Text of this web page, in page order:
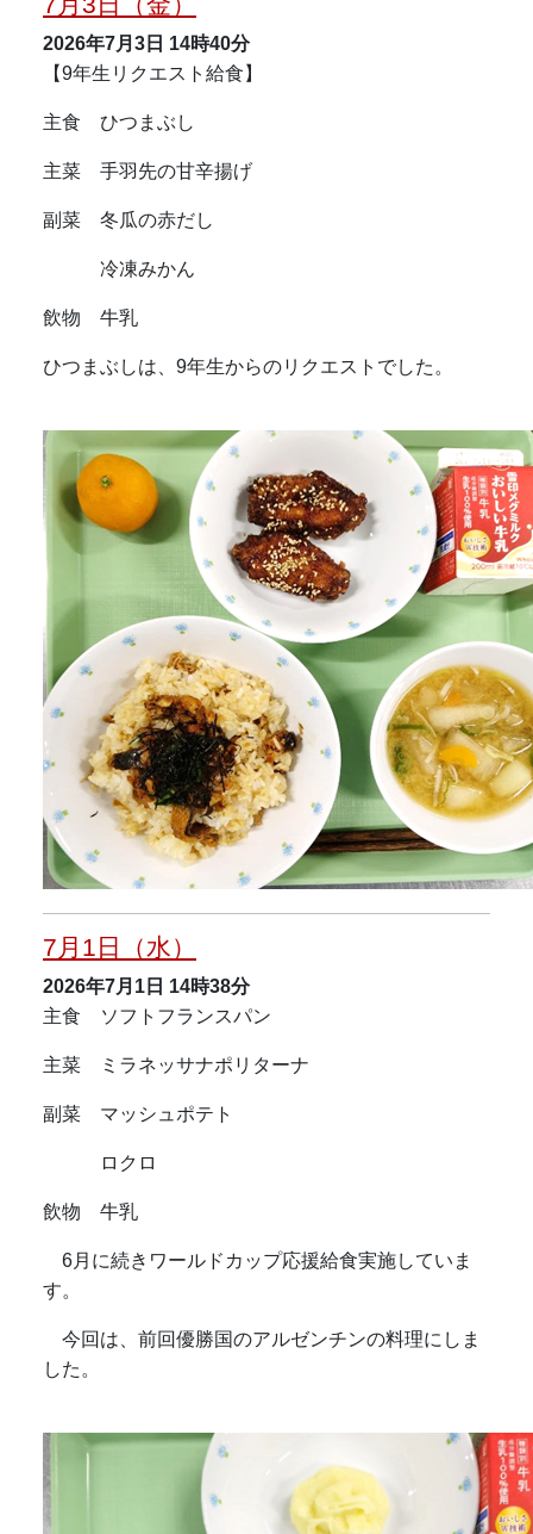
2026年7月3日 14時40分
【9年生リクエスト給食】
主食 ひつまぶし
主菜 手羽先の甘辛揚げ
副菜 冬瓜の赤だし
冷凍みかん
飲物 牛乳
ひつまぶしは、9年生からのリクエストでした。
7月1日（水）
2026年7月1日 14時38分
主食 ソフトフランスパン
主菜 ミラネッサナポリターナ
副菜 マッシュポテト
ロクロ
飲物 牛乳
6月に続きワールドカップ応援給食実施していま
す。
今回は、前回優勝国のアルゼンチンの料理にしま
した。